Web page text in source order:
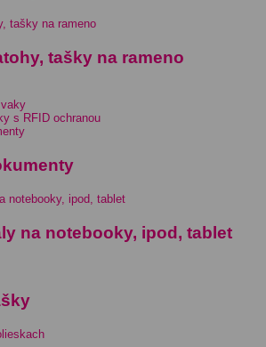
tašky na rameno
s RFID ochranou
na notebooky, ipod, tablet